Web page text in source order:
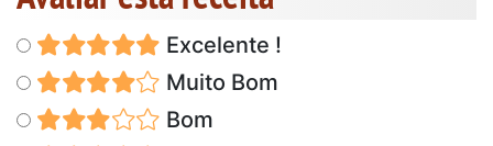
Excelente !
Muito Bom
Bom